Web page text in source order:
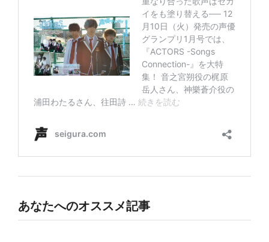
あなたへのオススメ記事